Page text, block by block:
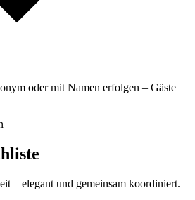
oder mit Namen erfolgen – Gäste
– elegant und gemeinsam koordiniert.